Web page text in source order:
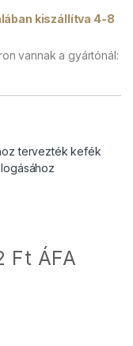
kiszállítva 4-8
vannak a gyártónál:
tervezték kefék
Ft ÁFA